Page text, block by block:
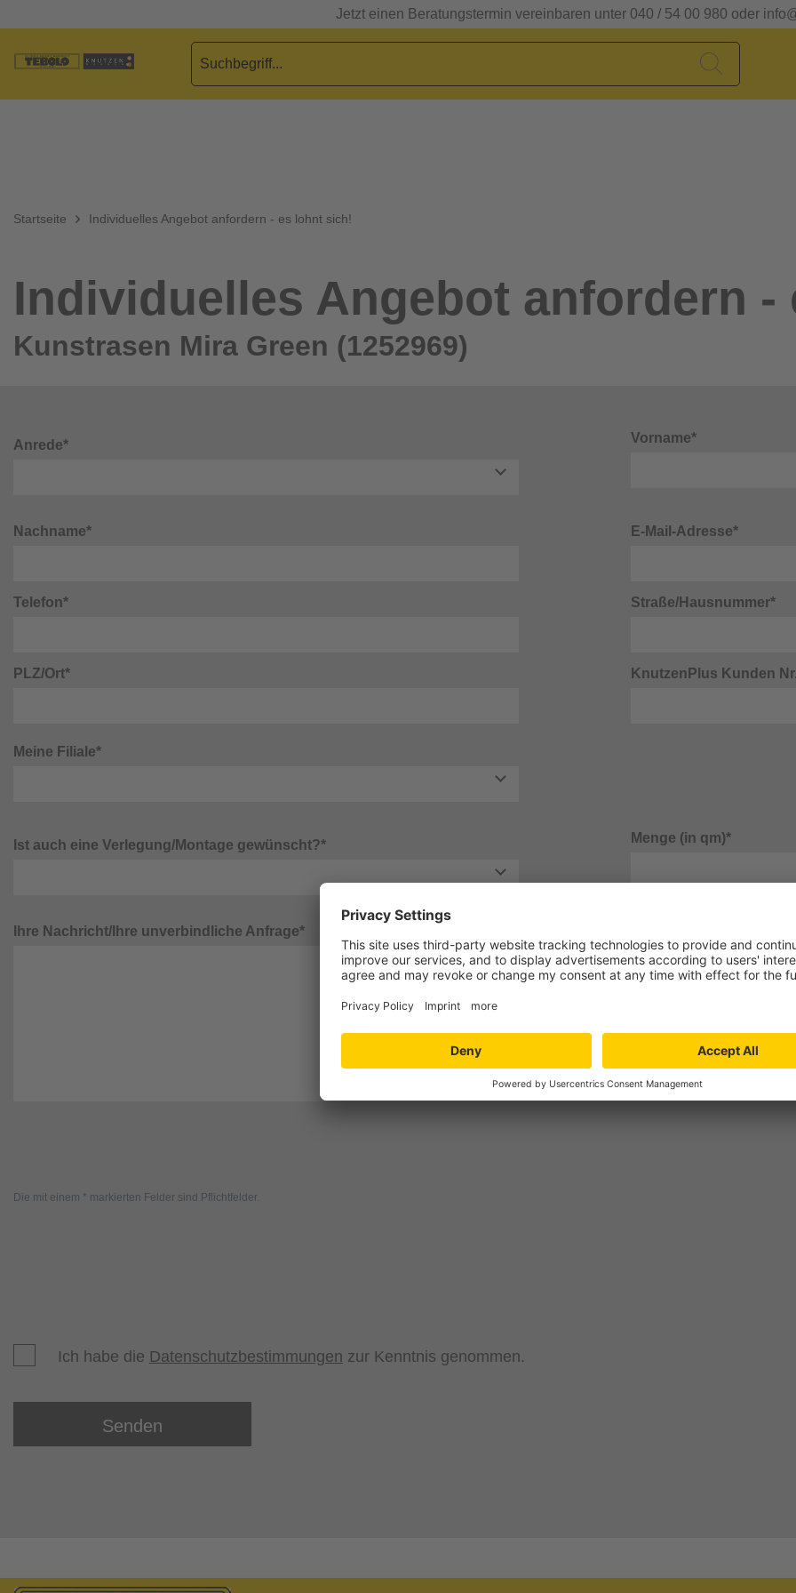
Jetzt einen Beratungstermin vereinbaren unter 040 / 54 00 980 oder
Startseite Individuelles Angebot anfordern - es lohnt sich!
Individuelles Angebot anfordern
Kunstrasen Mira Green (1252969)
Anrede* Vorname*
Nachname* E-Mail-Adresse*
Telefon* Straße/Hausnummer*
PLZ/Ort* KnutzenPlus Kunden
Meine Filiale*
Ist auch eine Verlegung/Montage gewünscht?* Menge (in qm)*
Ihre Nachricht/Ihre unverbindliche Anfrage*
Die mit einem * markierten Felder sind Pflichtfelder.
Ich habe die Datenschutzbestimmungen zur Kenntnis genommen.
Senden